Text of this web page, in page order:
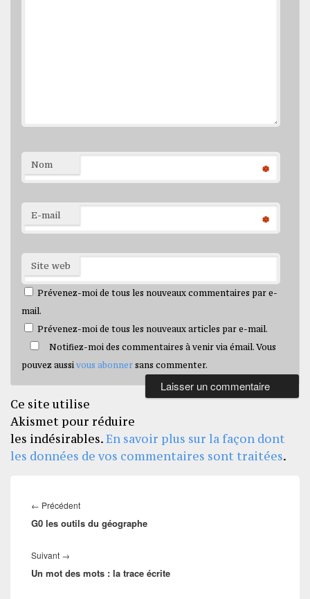
Nom *
E-mail *
Site web
Prévenez-moi de tous les nouveaux commentaires par e-
mail.
Prévenez-moi de tous les nouveaux articles par e-mail.
Notifiez-moi des commentaires à venir via émail. Vous
pouvez aussi vous abonner sans commenter.
Ce site utilise
Akismet pour réduire
les indésirables.En savoir plus sur la façon dont
les données de vos commentaires sont traitées.
de
← PrécédentArticle
précédent :
G0 les outils du géographe
Suivant →
suivant :
Un mot des mots : la trace écrite